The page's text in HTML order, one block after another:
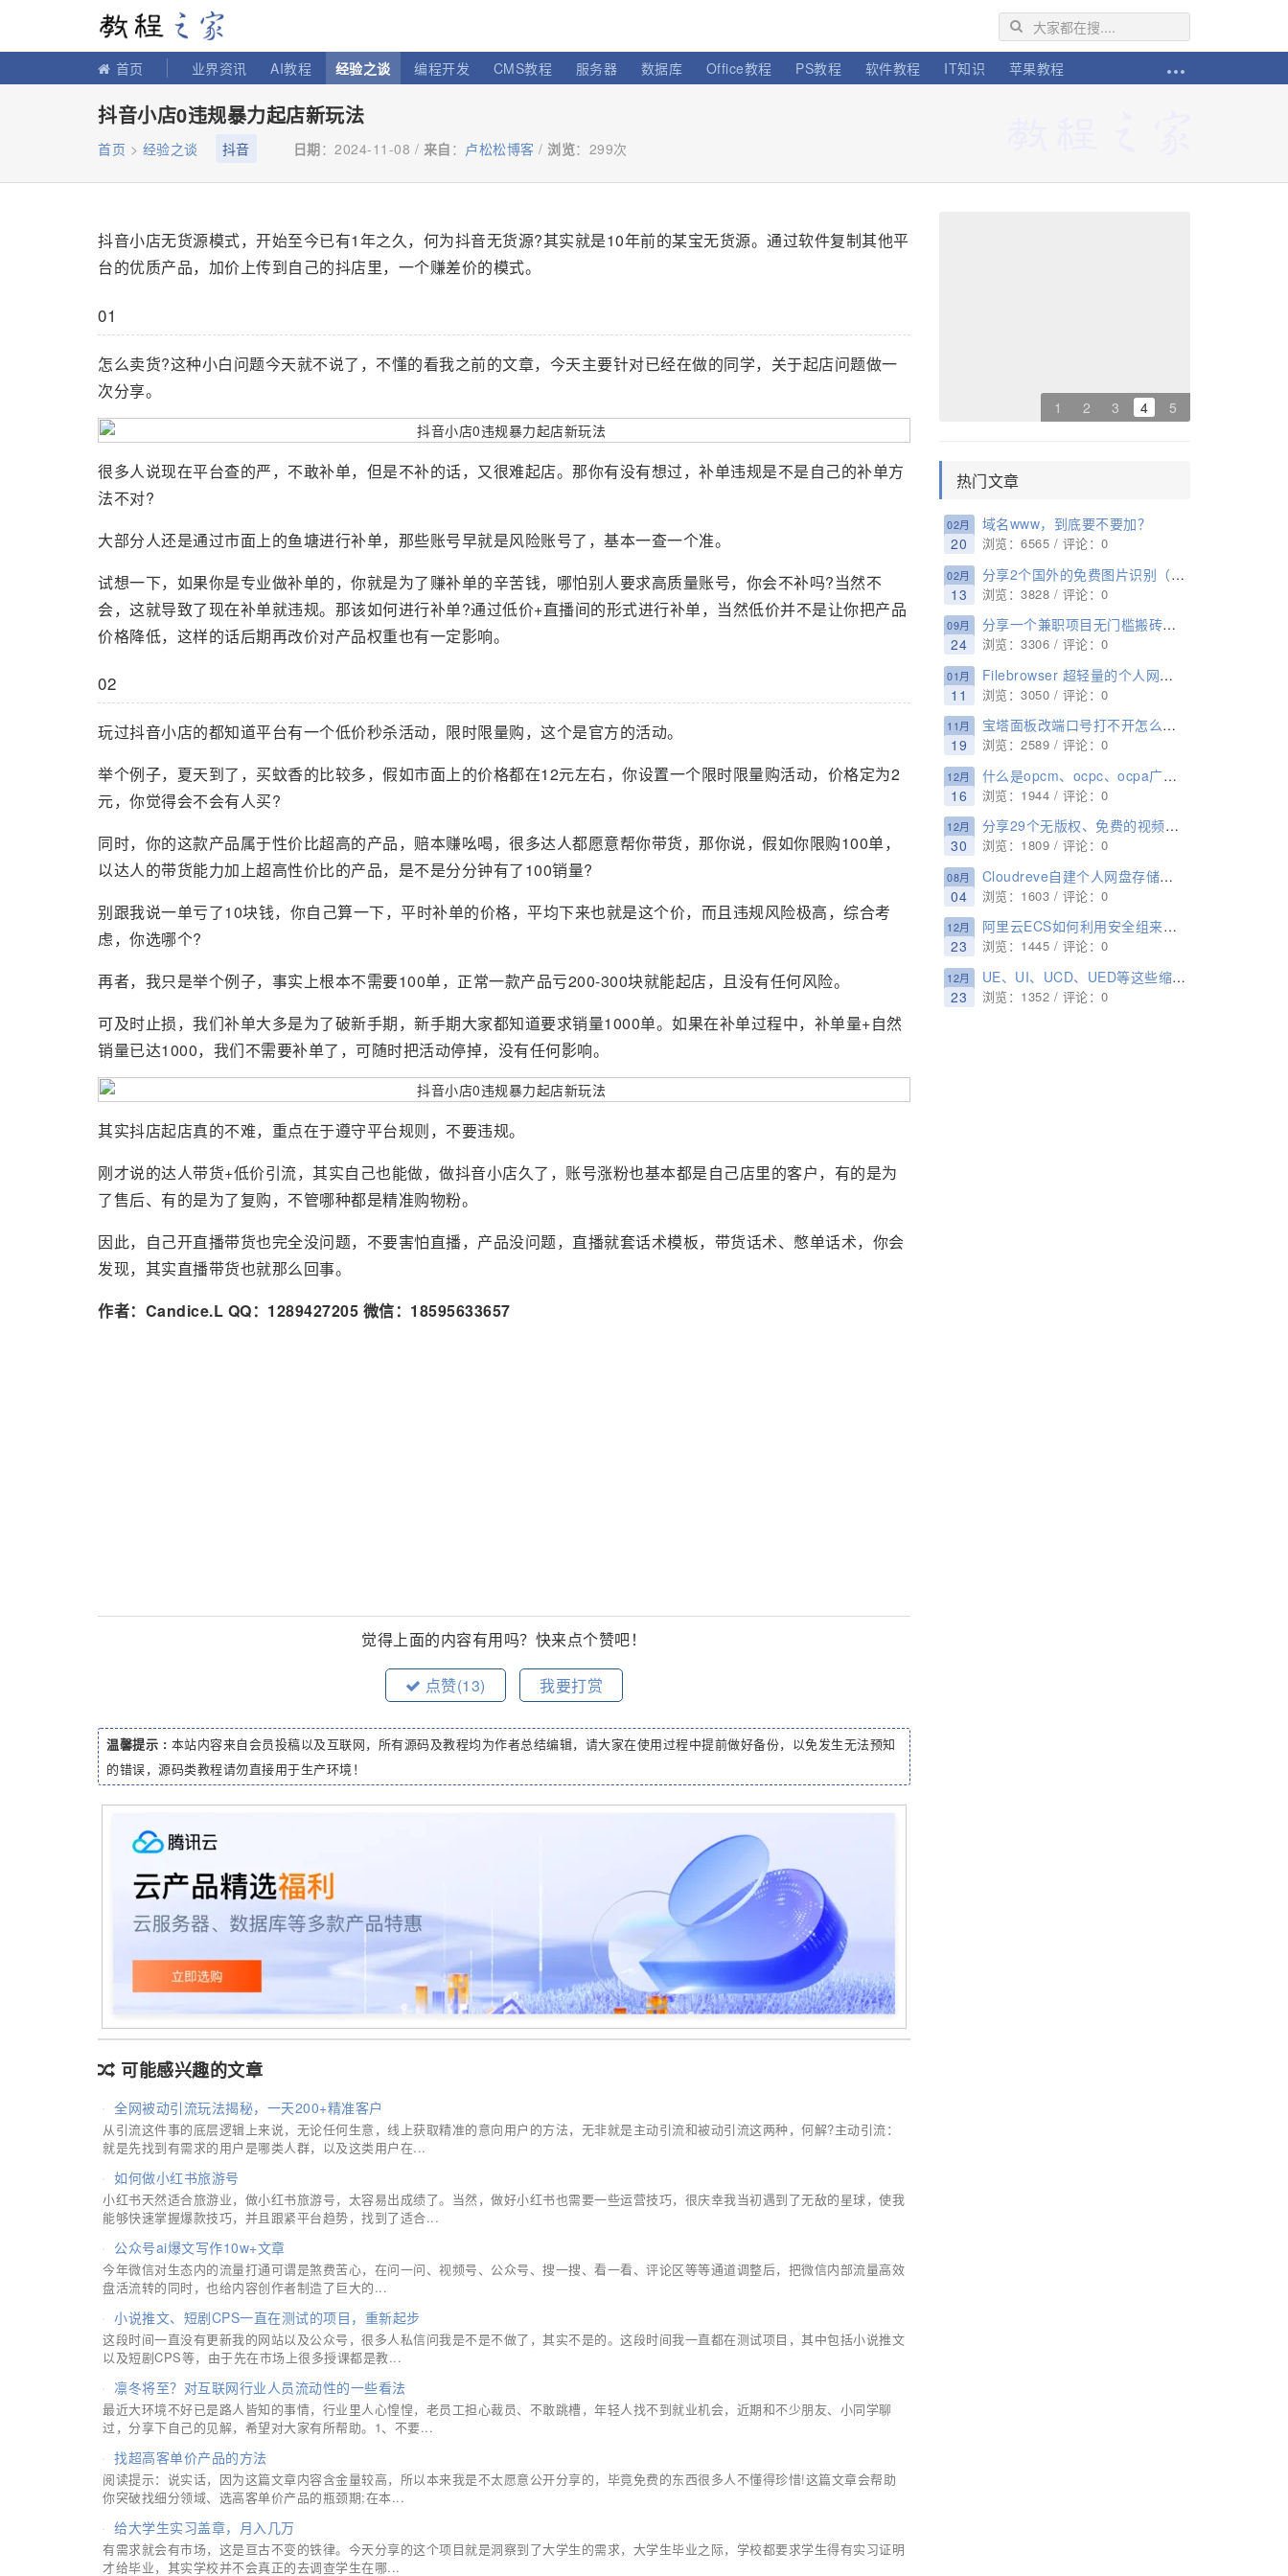
首页 业界资讯 AI教程 经验之谈 编程开发 CMS教程 服务器 数据库 Office教程 PS教程 软件教程 IT知识 苹果教程
抖音小店0违规暴力起店新玩法
首页 > 经验之谈 抖音 日期：2024-11-08 / 来自 ： 卢松松博客 / 浏览： 299次
抖音小店无货源模式，开始至今已有1年之久，何为抖音无货源?其实就是10年前的某宝无货源。通过软件复制其他平
台的优质产品，加价上传到自己的抖店里，一个赚差价的模式。
01
怎么卖货?这种小白问题今天就不说了，不懂的看我之前的文章，今天主要针对已经在做的同学，关于起店问题做一
次分享。
很多人说现在平台查的严，不敢补单，但是不补的话，又很难起店。那你有没有想过，补单违规是不是自己的补单方
法不对?
大部分人还是通过市面上的鱼塘进行补单，那些账号早就是风险账号了，基本一查一个准。
试想一下，如果你是专业做补单的，你就是为了赚补单的辛苦钱，哪怕别人要求高质量账号，你会不补吗?当然不
会，这就导致了现在补单就违规。那该如何进行补单?通过低价+直播间的形式进行补单，当然低价并不是让你把产品
价格降低，这样的话后期再改价对产品权重也有一定影响。
02
玩过抖音小店的都知道平台有一个低价秒杀活动，限时限量购，这个是官方的活动。
举个例子，夏天到了，买蚊香的比较多，假如市面上的价格都在12元左右，你设置一个限时限量购活动，价格定为2
元，你觉得会不会有人买?
同时，你的这款产品属于性价比超高的产品，赔本赚吆喝，很多达人都愿意帮你带货，那你说，假如你限购100单，
以达人的带货能力加上超高性价比的产品，是不是分分钟有了100销量?
别跟我说一单亏了10块钱，你自己算一下，平时补单的价格，平均下来也就是这个价，而且违规风险极高，综合考
虑，你选哪个?
再者，我只是举个例子，事实上根本不需要100单，正常一款产品亏200-300块就能起店，且没有任何风险。
可及时止损，我们补单大多是为了破新手期，新手期大家都知道要求销量1000单。如果在补单过程中，补单量+自然
销量已达1000，我们不需要补单了，可随时把活动停掉，没有任何影响。
其实抖店起店真的不难，重点在于遵守平台规则，不要违规。
刚才说的达人带货+低价引流，其实自己也能做，做抖音小店久了，账号涨粉也基本都是自己店里的客户，有的是为
了售后、有的是为了复购，不管哪种都是精准购物粉。
因此，自己开直播带货也完全没问题，不要害怕直播，产品没问题，直播就套话术模板，带货话术、憋单话术，你会
发现，其实直播带货也就那么回事。
作者：Candice.L QQ：1289427205 微信：18595633657
觉得上面的内容有用吗？快来点个赞吧！
点赞(13) 我要打赏
温馨提示 : 本站内容来自会员投稿以及互联网，所有源码及教程均为作者总结编辑，请大家在使用过程中提前做好备份，以免发生无法预知
的错误，源码类教程请勿直接用于生产环境！
可能感兴趣的文章
全网被动引流玩法揭秘，一天200+精准客户
从引流这件事的底层逻辑上来说，无论任何生意，线上获取精准的意向用户的方法，无非就是主动引流和被动引流这两种，何解?主动引流：
就是先找到有需求的用户是哪类人群，以及这类用户在...
如何做小红书旅游号
小红书天然适合旅游业，做小红书旅游号，太容易出成绩了。当然，做好小红书也需要一些运营技巧，很庆幸我当初遇到了无敌的星球，使我
能够快速掌握爆款技巧，并且跟紧平台趋势，找到了适合...
公众号ai爆文写作10w+文章
今年微信对生态内的流量打通可谓是煞费苦心，在问一问、视频号、公众号、搜一搜、看一看、评论区等等通道调整后，把微信内部流量高效
盘活流转的同时，也给内容创作者制造了巨大的...
小说推文、短剧CPS一直在测试的项目，重新起步
这段时间一直没有更新我的网站以及公众号，很多人私信问我是不是不做了，其实不是的。这段时间我一直都在测试项目，其中包括小说推文
以及短剧CPS等，由于先在市场上很多授课都是教...
凛冬将至？对互联网行业人员流动性的一些看法
最近大环境不好已是路人皆知的事情，行业里人心惶惶，老员工担心裁员、不敢跳槽，年轻人找不到就业机会，近期和不少朋友、小同学聊
过，分享下自己的见解，希望对大家有所帮助。1、不要...
找超高客单价产品的方法
阅读提示：说实话，因为这篇文章内容含金量较高，所以本来我是不太愿意公开分享的，毕竟免费的东西很多人不懂得珍惜!这篇文章会帮助
你突破找细分领域、选高客单价产品的瓶颈期;在本...
给大学生实习盖章，月入几万
有需求就会有市场，这是亘古不变的铁律。今天分享的这个项目就是洞察到了大学生的需求，大学生毕业之际，学校都要求学生得有实习证明
才给毕业，其实学校并不会真正的去调查学生在哪...
1 2 3 4 5
热门文章
02月
20
域名www，到底要不要加？
浏览：6565 / 评论：0
02月
13
分享2个国外的免费图片识别（鉴黄）接口
浏览：3828 / 评论：0
09月
24
分享一个兼职项目无门槛搬砖日入100+
浏览：3306 / 评论：0
01月
11
Filebrowser 超轻量的个人网盘、私有云盘搭建
浏览：3050 / 评论：0
11月
19
宝塔面板改端口号打不开怎么办？原来这么简单
浏览：2589 / 评论：0
12月
16
什么是opcm、ocpc、ocpa广告？
浏览：1944 / 评论：0
12月
30
分享29个无版权、免费的视频网站
浏览：1809 / 评论：0
08月
04
Cloudreve自建个人网盘存储且可对接七牛/又拍云/阿里云OSS
浏览：1603 / 评论：0
12月
23
阿里云ECS如何利用安全组来屏蔽指定IP的访问？
浏览：1445 / 评论：0
12月
23
UE、UI、UCD、UED等这些缩写你知道是干啥的吗？
浏览：1352 / 评论：0